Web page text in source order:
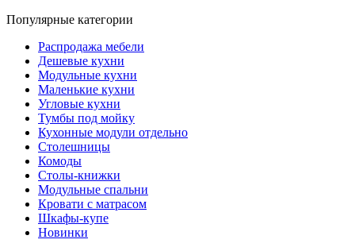
Популярные категории
Распродажа мебели
Дешевые кухни
Модульные кухни
Маленькие кухни
Угловые кухни
Тумбы под мойку
Кухонные модули отдельно
Столешницы
Комоды
Столы-книжки
Модульные спальни
Кровати с матрасом
Шкафы-купе
Новинки